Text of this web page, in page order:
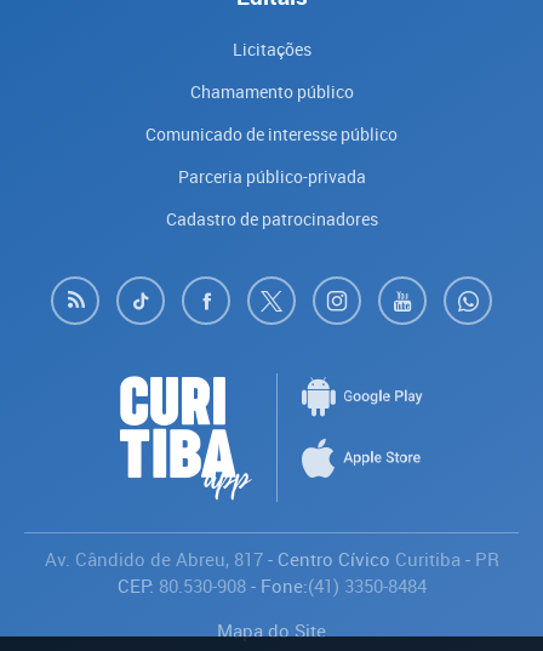
Licitações
Chamamento público
Comunicado de interesse público
Parceria público-privada
Cadastro de patrocinadores
Av. Cândido de Abreu, 817- Centro Cívico Curitiba- PR
CEP: 80.530-908- Fone:(41) 3350-8484
Mapa do Site